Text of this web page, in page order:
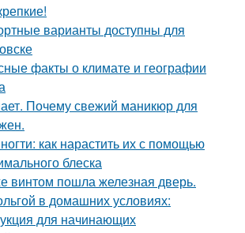
варианты доступны для
факты о климате и географии
Почему свежий маникюр для
как нарастить их с помощью
блеска
винтом пошла железная дверь.
в домашних условиях:
для начинающих